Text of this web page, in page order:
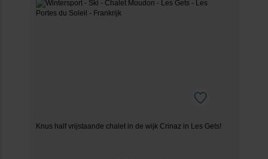
Knus half vrijstaande chalet in de wijk Crinaz in Les Gets!